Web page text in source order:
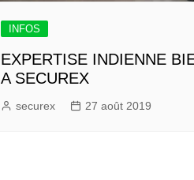
INFOS
EXPERTISE INDIENNE
A SECUREX
securex 27 août 2019